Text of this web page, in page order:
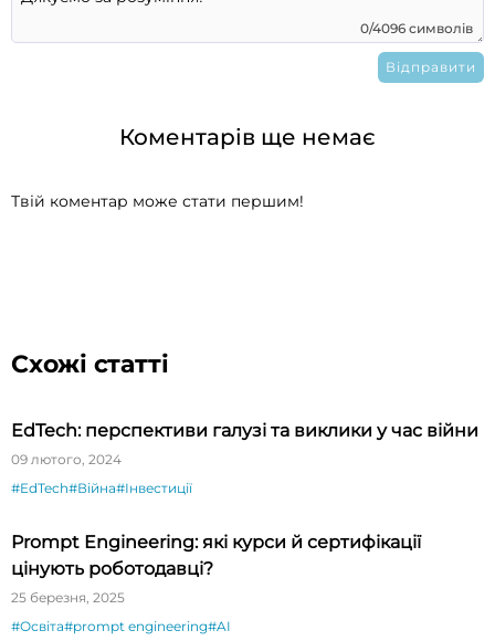
0/4096 символів
Коментарів ще немає
Твій коментар може стати першим!
Схожі статті
EdTech: перспективи галузі та виклики у час війни
09 лютого, 2024
#EdTech#Війна#Інвестиції
Prompt Engineering: які курси й сертифікації
цінують роботодавці?
25 березня, 2025
#Освіта#prompt engineering#AI